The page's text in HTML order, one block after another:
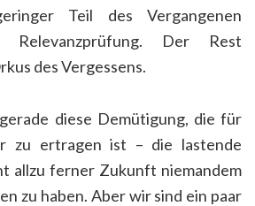
Teil des Vergangenen
Relevanzprüfung. Der Rest
des Vergessens.
diese Demütigung, die für
zu ertragen ist – die lastende
allzu ferner Zukunft niemandem
zu haben. Aber wir sind ein paar